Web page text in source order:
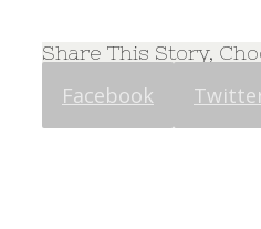
Share This Story,
Facebook